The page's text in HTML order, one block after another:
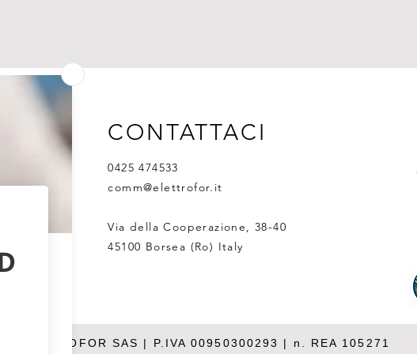
CONTATTACI
0425 474533
comm@elettrofor.it
Via della Cooperazione, 38-40
45100 Borsea (Ro) Italy
ELETTROFOR SAS | P.IVA 00950300293 | n. REA 105271